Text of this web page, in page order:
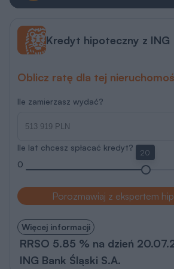
Kredyt hipoteczny z ING
Oblicz ratę dla tej
Ile zamierzasz wydać?
Ile lat chcesz spłacać kredyt?
0
20
Porozmawiaj z ekspertem
Więcej informacji
RRSO 5.85 % na dzień
ING Bank Śląski S.A.